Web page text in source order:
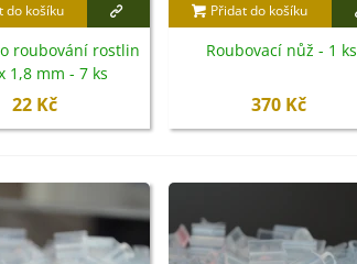
Ředkev bílá Laurin -
Mangold duhový - Beta
do košíku
roubování rostlin
1,8 mm - 7 ks
22 Kč
Přidat do košíku
Roubovací nůž - 1 ks
370 Kč